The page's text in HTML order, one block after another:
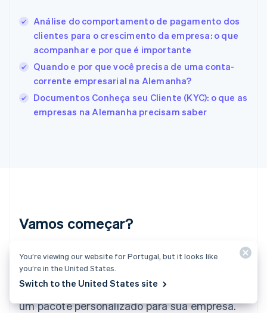
Análise do comportamento de pagamento dos
clientes para o crescimento da empresa: o que
acompanhar e por que é importante
Quando e por que você precisa de uma conta-
corrente empresarial na Alemanha?
Documentos Conheça seu Cliente (KYC): o que as
empresas na Alemanha precisam saber
Vamos começar?
Crie uma conta e comece a aceitar
pagamentos sem precisar de contratos nem
dados bancários, ou fale conosco para criar
um pacote personalizado para sua empresa.
Estônia
Finlândia
EnglishSvenska
França
Français
English
Grécia
ItalianoEnglish
Letônia
English
Liechtenstein
Lituânia
You’re viewing our website for Portugal, but it looks like
you’re in the United States.
Switch to the United States site